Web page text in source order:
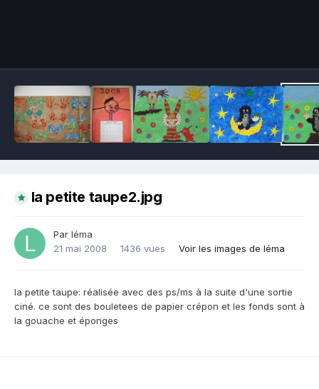
la petite taupe2.jpg
Par léma
21 mai 2008
1436 vues Voir les images de léma
la petite taupe: réalisée avec des ps/ms à la suite d'une sortie
ciné. ce sont des bouletees de papier crépon et les fonds sont à
la gouache et éponges